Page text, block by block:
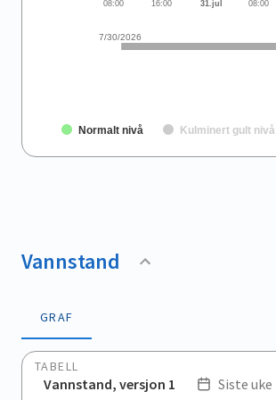
7/30/2026
Normalt nivå Kulminert gult nivå
08:00 16:00 31.jul 08:00
End of interactive chart.
Vannstand
GRAF
TABELL
Vannstand, versjon 1 Siste uke